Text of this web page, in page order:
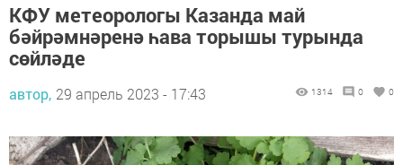
КФУ метеорологы Казанда май
бәйрәмнәренә һава торышы турында
сөйләде
автор, 29 апрель 2023 - 17:43 1314 0 0